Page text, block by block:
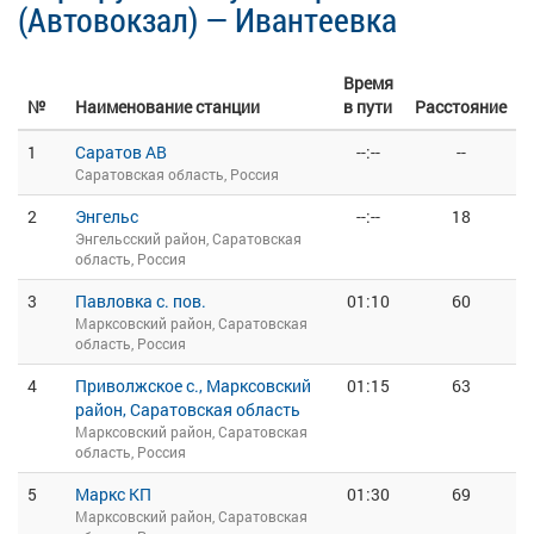
(Автовокзал) — Ивантеевка
№ Наименование станции
Время
в пути
Расстояние
1
Саратов АВ
Саратовская область, Россия
--:-- --
2 Энгельс
Энгельсский район, Саратовская
область, Россия
--:-- 18
3 Павловка с. пов.
Марксовский район, Саратовская
область, Россия
01:10 60
4
Приволжское с., Марксовский
район, Саратовская область
Марксовский район, Саратовская
область, Россия
01:15 63
5 Маркс КП
Марксовский район, Саратовская
01:30 69